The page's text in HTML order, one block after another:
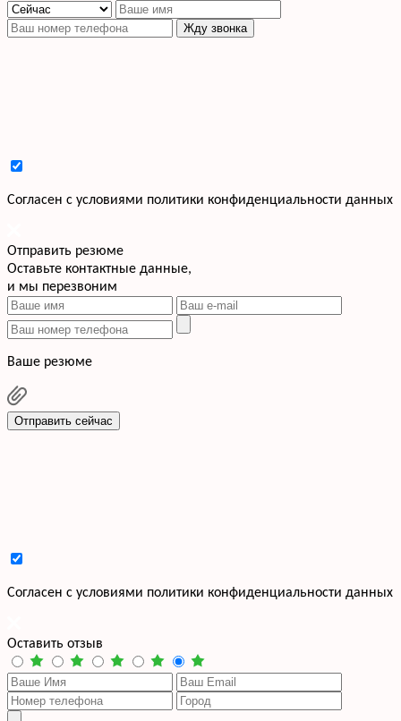
Жду звонка
Cогласен с условиями политики конфиденциальности данных
Отправить резюме
Оставьте контактные данные,
и мы перезвоним
Ваше резюме
Отправить сейчас
Cогласен с условиями политики конфиденциальности данных
Оставить отзыв